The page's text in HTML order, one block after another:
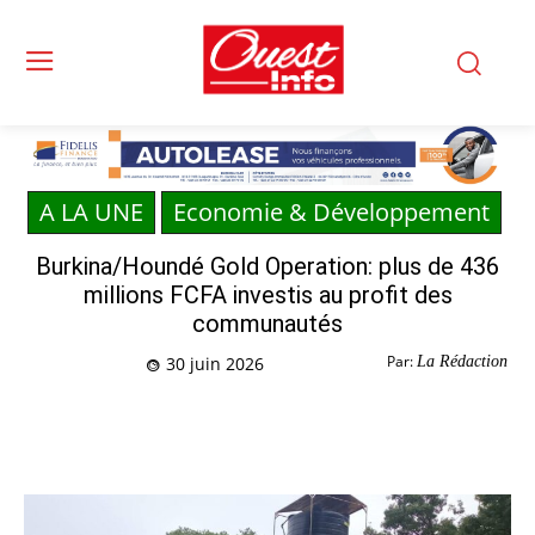
A LA UNE Economie & Développement
Burkina/Houndé Gold Operation: plus de 436
millions FCFA investis au profit des
communautés
Par: La Rédaction
30 juin 2026